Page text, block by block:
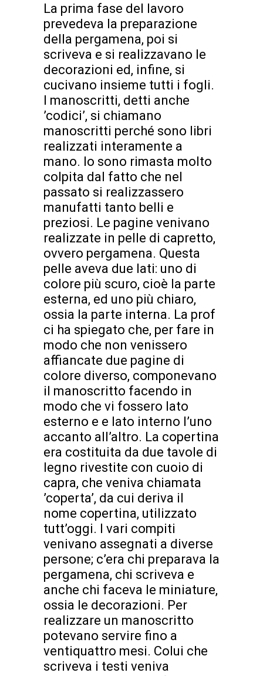
La prima fase del lavoro
prevedeva la preparazione
della pergamena, poi si
scriveva e si realizzavano le
decorazioni ed, infine, si
cucivano insieme tutti i fogli.
I manoscritti, detti anche
’codici’, si chiamano
manoscritti perché sono libri
realizzati interamente a
mano. Io sono rimasta molto
colpita dal fatto che nel
passato si realizzassero
manufatti tanto belli e
preziosi. Le pagine venivano
realizzate in pelle di capretto,
ovvero pergamena. Questa
pelle aveva due lati: uno di
colore più scuro, cioè la parte
esterna, ed uno più chiaro,
ossia la parte interna. La prof
ci ha spiegato che, per fare in
modo che non venissero
affiancate due pagine di
colore diverso, componevano
il manoscritto facendo in
modo che vi fossero lato
esterno e e lato interno l’uno
accanto all’altro. La copertina
era costituita da due tavole di
legno rivestite con cuoio di
capra, che veniva chiamata
’coperta’, da cui deriva il
nome copertina, utilizzato
tutt’oggi. I vari compiti
venivano assegnati a diverse
persone; c’era chi preparava la
pergamena, chi scriveva e
anche chi faceva le miniature,
ossia le decorazioni. Per
realizzare un manoscritto
potevano servire fino a
ventiquattro mesi. Colui che
scriveva i testi veniva